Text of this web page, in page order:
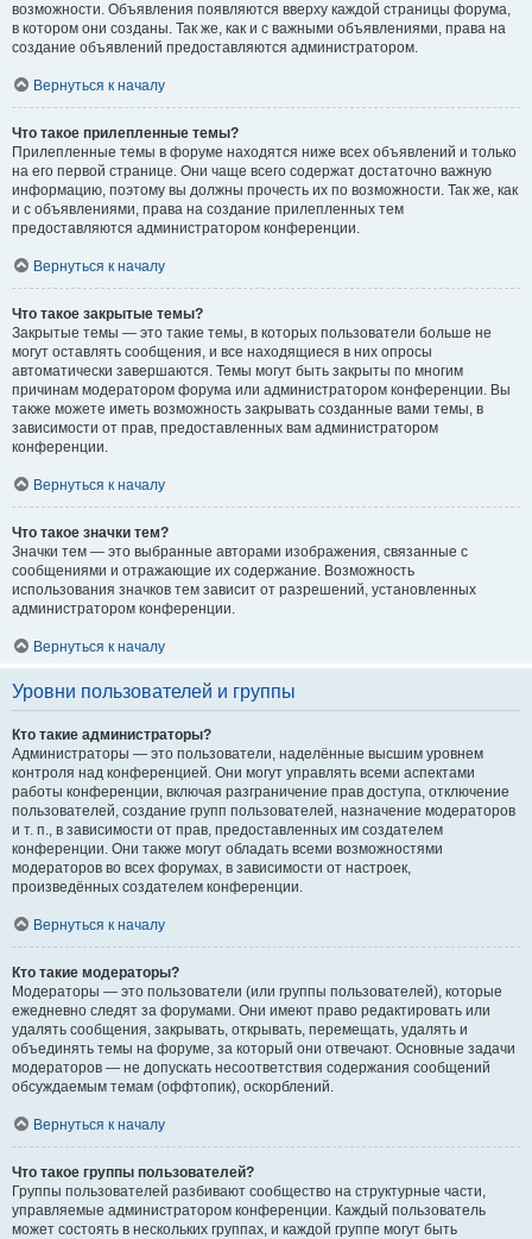
возможности. Объявления появляются вверху каждой страницы форума,
в котором они созданы. Так же, как и с важными объявлениями, права на
создание объявлений предоставляются администратором.
Вернуться к началу
Что такое прилепленные темы?
Прилепленные темы в форуме находятся ниже всех объявлений и только
на его первой странице. Они чаще всего содержат достаточно важную
информацию, поэтому вы должны прочесть их по возможности. Так же, как
и с объявлениями, права на создание прилепленных тем
предоставляются администратором конференции.
Вернуться к началу
Что такое закрытые темы?
Закрытые темы — это такие темы, в которых пользователи больше не
могут оставлять сообщения, и все находящиеся в них опросы
автоматически завершаются. Темы могут быть закрыты по многим
причинам модератором форума или администратором конференции. Вы
также можете иметь возможность закрывать созданные вами темы, в
зависимости от прав, предоставленных вам администратором
конференции.
Вернуться к началу
Что такое значки тем?
Значки тем — это выбранные авторами изображения, связанные с
сообщениями и отражающие их содержание. Возможность
использования значков тем зависит от разрешений, установленных
администратором конференции.
Вернуться к началу
Уровни пользователей и группы
Кто такие администраторы?
Администраторы — это пользователи, наделённые высшим уровнем
контроля над конференцией. Они могут управлять всеми аспектами
работы конференции, включая разграничение прав доступа, отключение
пользователей, создание групп пользователей, назначение модераторов
и т. п., в зависимости от прав, предоставленных им создателем
конференции. Они также могут обладать всеми возможностями
модераторов во всех форумах, в зависимости от настроек,
произведённых создателем конференции.
Вернуться к началу
Кто такие модераторы?
Модераторы — это пользователи (или группы пользователей), которые
ежедневно следят за форумами. Они имеют право редактировать или
удалять сообщения, закрывать, открывать, перемещать, удалять и
объединять темы на форуме, за который они отвечают. Основные задачи
модераторов — не допускать несоответствия содержания сообщений
обсуждаемым темам (оффтопик), оскорблений.
Вернуться к началу
Что такое группы пользователей?
Группы пользователей разбивают сообщество на структурные части,
управляемые администратором конференции. Каждый пользователь
может состоять в нескольких группах, и каждой группе могут быть